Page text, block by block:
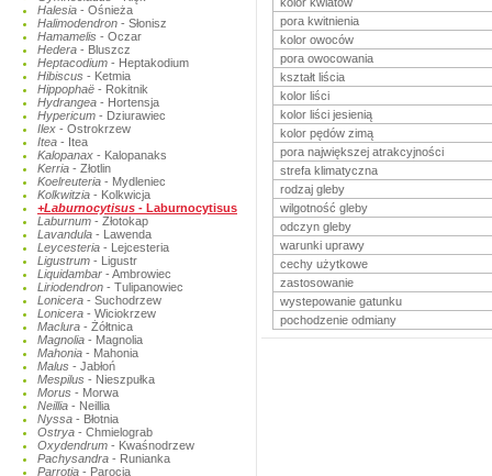
Halesia - Ośnieża
Halimodendron - Słonisz
Hamamelis - Oczar
Hedera - Bluszcz
Heptacodium - Heptakodium
Hibiscus - Ketmia
Hippophaë - Rokitnik
Hydrangea - Hortensja
Hypericum - Dziurawiec
Ilex - Ostrokrzew
Itea - Itea
Kalopanax - Kalopanaks
Kerria - Złotlin
Koelreuteria - Mydleniec
Kolkwitzia - Kolkwicja
+Laburnocytisus - Laburnocytisus
Laburnum - Złotokap
Lavandula - Lawenda
Leycesteria - Lejcesteria
Ligustrum - Ligustr
Liquidambar - Ambrowiec
Liriodendron - Tulipanowiec
Lonicera - Suchodrzew
Lonicera - Wiciokrzew
Maclura - Żółtnica
Magnolia - Magnolia
Mahonia - Mahonia
Malus - Jabłoń
Mespilus - Nieszpułka
Morus - Morwa
Neillia - Neillia
Nyssa - Błotnia
Ostrya - Chmielograb
Oxydendrum - Kwaśnodrzew
Pachysandra - Runianka
Parrotia - Parocja
pora kwitnienia
kolor owoców
pora owocowania
kształt liścia
kolor liści
kolor liści jesienią
kolor pędów zimą
pora największej atrakcyjności
strefa klimatyczna
rodzaj gleby
wilgotność gleby
odczyn gleby
warunki uprawy
cechy użytkowe
zastosowanie
wystepowanie gatunku
pochodzenie odmiany